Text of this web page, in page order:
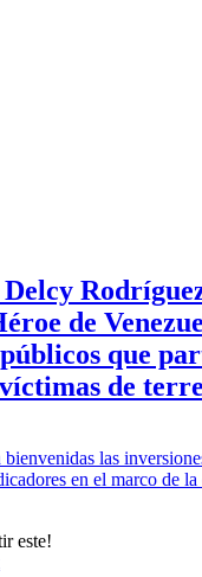
de
que
de
las
en el marco de
este!